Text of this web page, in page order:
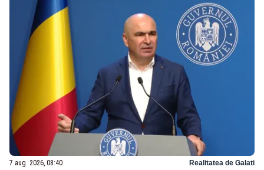
7 aug. 2026, 08:40 Realitatea de Galati